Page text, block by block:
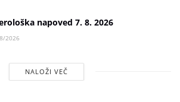
napoved 7. 8. 2026
2026
NALOŽI VEČ